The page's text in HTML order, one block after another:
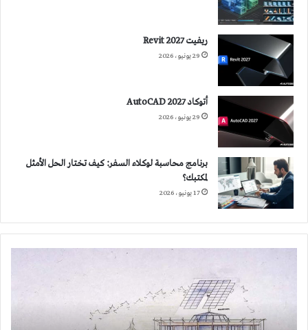
ريفيت 2027 Revit
29 يونيو، 2026
أتوكاد 2027 AutoCAD
29 يونيو، 2026
برنامج محاسبة لوكلاء السفر: كيف تختار الحل الأمثل
لمكتبك؟
17 يونيو، 2026